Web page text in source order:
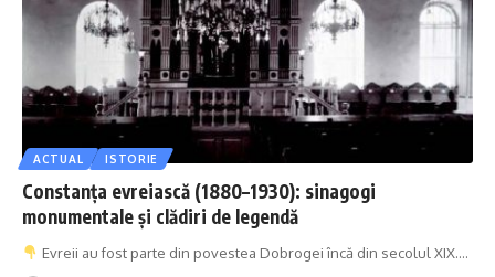
ACTUAL ISTORIE
Constanța evreiască (1880–1930): sinagogi
monumentale și clădiri de legendă
Evreii au fost parte din povestea Dobrogei încă din secolul XIX.…